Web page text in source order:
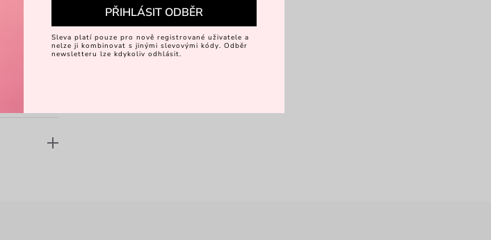
PŘIHLÁSIT ODBĚR
Sleva platí pouze pro nově registrované uživatele a
nelze ji kombinovat s jinými slevovými kódy. Odběr
newsletteru lze kdykoliv odhlásit.